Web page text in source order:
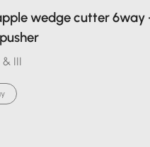
wedge cutter 6way
& III